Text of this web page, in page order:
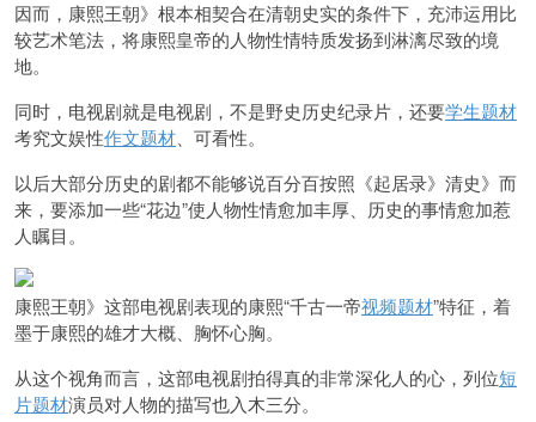
因而，康熙王朝》根本相契合在清朝史实的条件下，充沛运用比
较艺术笔法，将康熙皇帝的人物性情特质发扬到淋漓尽致的境
地。
同时，电视剧就是电视剧，不是野史历史纪录片，还要学生题材
考究文娱性作文题材 、可看性。
以后大部分历史的剧都不能够说百分百按照《起居录》清史》而
来，要添加一些“花边”使人物性情愈加丰厚、历史的事情愈加惹
人瞩目。
康熙王朝》这部电视剧表现的康熙“千古一帝视频题材”特征，着
墨于康熙的雄才大概、胸怀心胸。
从这个视角而言，这部电视剧拍得真的非常深化人的心，列位短
片题材演员对人物的描写也入木三分。